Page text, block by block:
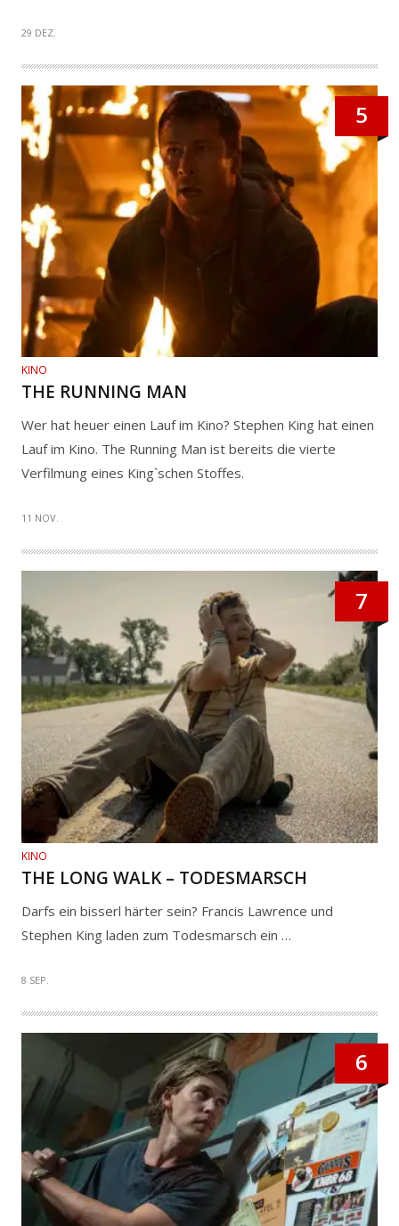
29 DEZ.
5
KINO
THE RUNNING MAN
Wer hat heuer einen Lauf im Kino? Stephen King hat einen
Lauf im Kino. The Running Man ist bereits die vierte
Verfilmung eines King`schen Stoffes.
11 NOV.
7
KINO
THE LONG WALK – TODESMARSCH
Darfs ein bisserl härter sein? Francis Lawrence und
Stephen King laden zum Todesmarsch ein …
8 SEP.
6